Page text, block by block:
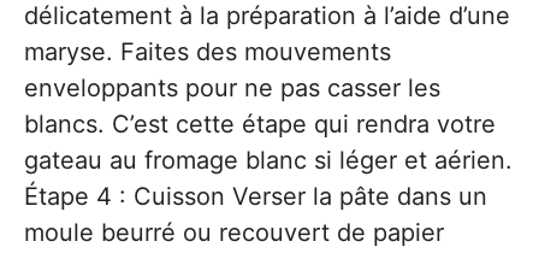
délicatement à la préparation à l’aide d’une
maryse. Faites des mouvements
enveloppants pour ne pas casser les
blancs. C’est cette étape qui rendra votre
gateau au fromage blanc si léger et aérien.
Étape 4 : Cuisson Verser la pâte dans un
moule beurré ou recouvert de papier